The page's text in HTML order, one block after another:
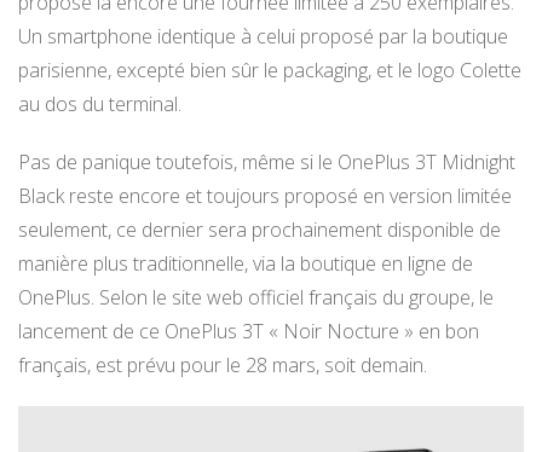
Un smartphone identique à celui proposé par la boutique
parisienne, excepté bien sûr le packaging, et le logo Colette
au dos du terminal.
Pas de panique toutefois, même si le OnePlus 3T Midnight
Black reste encore et toujours proposé en version limitée
seulement, ce dernier sera prochainement disponible de
manière plus traditionnelle, via la boutique en ligne de
OnePlus. Selon le site web officiel français du groupe, le
lancement de ce OnePlus 3T « Noir Nocture » en bon
français, est prévu pour le 28 mars, soit demain.